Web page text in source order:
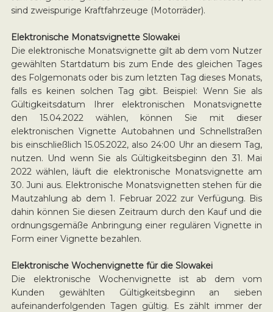
sind zweispurige Kraftfahrzeuge (Motorräder).
Elektronische Monatsvignette Slowakei
Die elektronische Monatsvignette gilt ab dem vom Nutzer
gewählten Startdatum bis zum Ende des gleichen Tages
des Folgemonats oder bis zum letzten Tag dieses Monats,
falls es keinen solchen Tag gibt. Beispiel: Wenn Sie als
Gültigkeitsdatum Ihrer elektronischen Monatsvignette
den 15.04.2022 wählen, können Sie mit dieser
elektronischen Vignette Autobahnen und Schnellstraßen
bis einschließlich 15.05.2022, also 24:00 Uhr an diesem Tag,
nutzen. Und wenn Sie als Gültigkeitsbeginn den 31. Mai
2022 wählen, läuft die elektronische Monatsvignette am
30. Juni aus. Elektronische Monatsvignetten stehen für die
Mautzahlung ab dem 1. Februar 2022 zur Verfügung. Bis
dahin können Sie diesen Zeitraum durch den Kauf und die
ordnungsgemäße Anbringung einer regulären Vignette in
Form einer Vignette bezahlen.
Elektronische Wochenvignette für die Slowakei
Die elektronische Wochenvignette ist ab dem vom
Kunden gewählten Gültigkeitsbeginn an sieben
aufeinanderfolgenden Tagen gültig. Es zählt immer der